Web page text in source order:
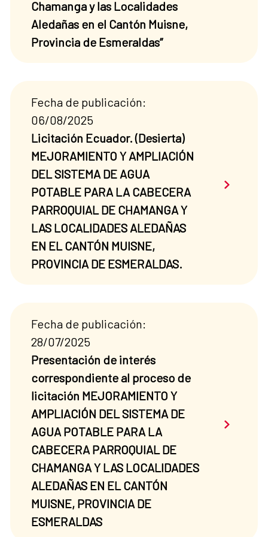
Chamanga y las Localidades
Aledañas en el Cantón Muisne,
Provincia de Esmeraldas”
Fecha de publicación:
06/08/2025
Licitación Ecuador. (Desierta)
MEJORAMIENTO Y AMPLIACIÓN
DEL SISTEMA DE AGUA
POTABLE PARA LA CABECERA
PARROQUIAL DE CHAMANGA Y
LAS LOCALIDADES ALEDAÑAS
EN EL CANTÓN MUISNE,
PROVINCIA DE ESMERALDAS.
Saber
Fecha de publicación:
28/07/2025
Presentación de interés
correspondiente al proceso de
licitación MEJORAMIENTO Y
AMPLIACIÓN DEL SISTEMA DE
AGUA POTABLE PARA LA
CABECERA PARROQUIAL DE
CHAMANGA Y LAS LOCALIDADES
ALEDAÑAS EN EL CANTÓN
MUISNE, PROVINCIA DE
ESMERALDAS
Saber